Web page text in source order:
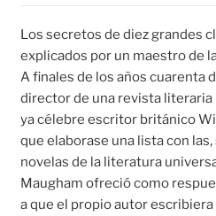
sus
autores
cantidad
Los secretos de diez grandes
explicados por un maestro de
A finales de los años cuarenta
director de una revista literaria
ya célebre escritor británico
que elaborase una lista con
novelas de la literatura
Maugham ofreció como
a que el propio autor